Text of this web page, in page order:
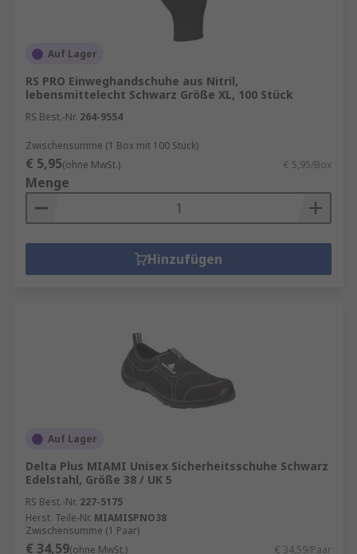
Auf Lager
RS PRO Einweghandschuhe aus Nitril,
lebensmittelecht Schwarz Größe XL, 100 Stück
RS Best.-Nr. 264-9554
Zwischensumme (1 Box mit 100 Stück)
€ 5,95(ohne MwSt.) € 5,95/Box
Menge
Hinzufügen
Auf Lager
Delta Plus MIAMI Unisex Sicherheitsschuhe Schwarz
Edelstahl, Größe 38 / UK 5
RS Best.-Nr. 227-5175
Herst. Teile-Nr. MIAMISPNO38
Zwischensumme (1 Paar)
€ 34,59(ohne MwSt.) € 34,59/Paar